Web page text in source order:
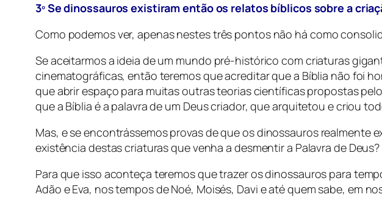
3º Se dinossauros existiram então os relatos bíblicos sobre a
Como podemos ver, apenas nestes três pontos não há como
Se aceitarmos a ideia de um mundo pré-histórico com criaturas
cinematográficas, então teremos que acreditar que a Bíblia não foi
que abrir espaço para muitas outras teorias científicas propostas
que a Bíblia é a palavra de um Deus criador, que arquitetou e criou
Mas, e se encontrássemos provas de que os dinossauros realmente
existência destas criaturas que venha a desmentir a Palavra de Deus?
Para que isso aconteça teremos que trazer os dinossauros para
Adão e Eva, nos tempos de Noé, Moisés, Davi e até quem sabe, em